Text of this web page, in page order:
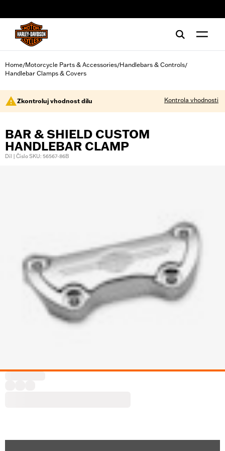
Home/Motorcycle Parts & Accessories/Handlebars & Controls/
Handlebar Clamps & Covers
Zkontroluj vhodnost dílu Kontrola vhodnosti
BAR & SHIELD CUSTOM
HANDLEBAR CLAMP
Díl | Číslo SKU: 56567-86B